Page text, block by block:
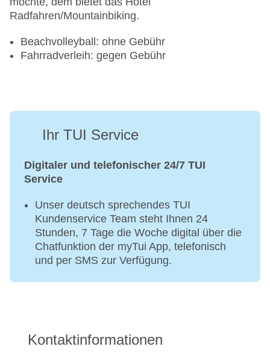
Radfahren/Mountainbiking.
Beachvolleyball: ohne Gebühr
Fahrradverleih: gegen Gebühr
Ihr TUI Service
Digitaler und telefonischer 24/7 TUI
Service
Unser deutsch sprechendes TUI
Kundenservice Team steht Ihnen 24
Stunden, 7 Tage die Woche digital über die
Chatfunktion der myTui App, telefonisch
und per SMS zur Verfügung.
Kontaktinformationen